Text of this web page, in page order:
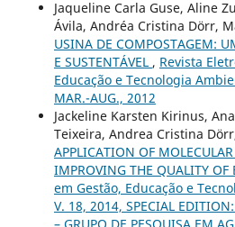
Jaqueline Carla Guse, Aline
Ávila, Andréa Cristina Dörr,
USINA DE COMPOSTAGEM:
E SUSTENTÁVEL , Revista
Educação e Tecnologia
MAR.-AUG., 2012
Jackeline Karsten Kirinus,
Teixeira, Andrea Cristina
APPLICATION OF
IMPROVING THE QUALITY OF
em Gestão, Educação e
V. 18, 2014, SPECIAL